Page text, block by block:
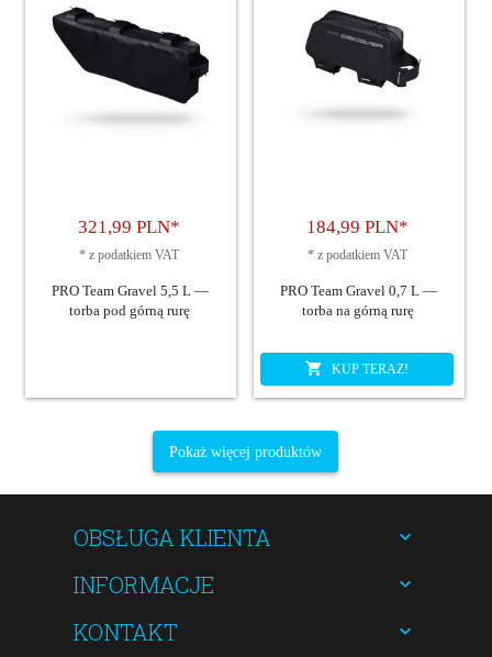
321,99 PLN*
* z podatkiem VAT
PRO Team Gravel 5,5 L —
torba pod górną rurę
184,99 PLN*
* z podatkiem VAT
PRO Team Gravel 0,7 L —
torba na górną rurę
KUP TERAZ!
Pokaż więcej produktów
OBSŁUGA KLIENTA
INFORMACJE
KONTAKT